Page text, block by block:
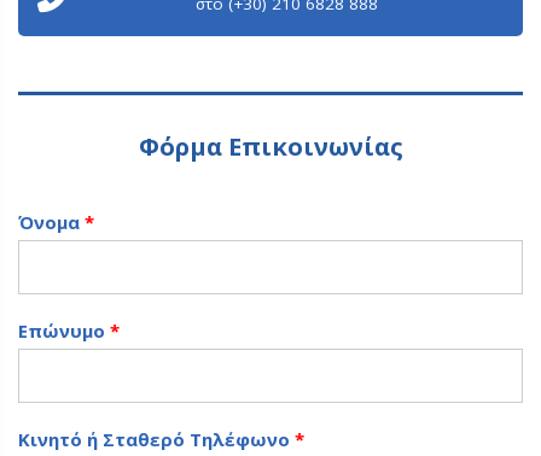
Φόρμα Επικοινωνίας
Όνομα *
Επώνυμο *
Κινητό ή Σταθερό Τηλέφωνο *